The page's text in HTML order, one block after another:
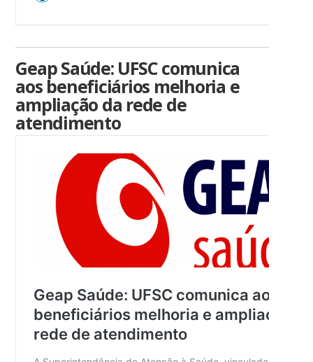
Geap Saúde: UFSC comunica
aos beneficiários melhoria e
ampliação da rede de
atendimento